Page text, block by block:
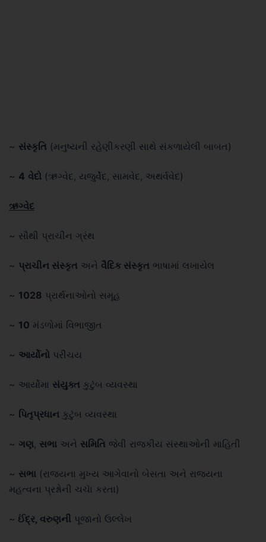
~ સંસ્કૃતિ (મનુષ્યની રહેણીકરણી સાથે સંકળાયેલી બાબત)
~ 4 વેદો (ઋગ્વેદ, યજુર્વેદ, સામવેદ, અથર્વવેદ)
ઋગ્વેદ
~ સૌથી પ્રાચીન ગ્રંથ
~ પ્રાચીન સંસ્કૃત અને વૈદિક સંસ્કૃત ભાષામાં લખાયેલ
~ 1028 પ્રાર્થનાઓનો સમૂહ
~ 10 મંડળોમાં વિભાજીત
~ આર્યોનો પરીચય
~ આર્યોમા સંયુક્ત કુટુંબ વ્યવસ્થા
~ પિતૃપ્રધાન કુટુંબ વ્યવસ્થા
~ ગણ, સભા અને સમિતિ જેવી રાજકીય સંસ્થાઓની માહિતી
~ સભા (રાજયના મુખ્ય આગેવાનો બેસતા અને રાજ્યના
મહત્વના પ્રશ્નોની ચચાૅ કરતા)
~ ઈંદ્ર, વરુણની પૂજાનો ઉલ્લેખ